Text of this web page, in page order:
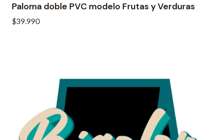
Paloma doble PVC modelo Frutas y Verduras
$39.990